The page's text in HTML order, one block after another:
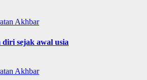
Akhbar
diri sejak awal usia
Akhbar